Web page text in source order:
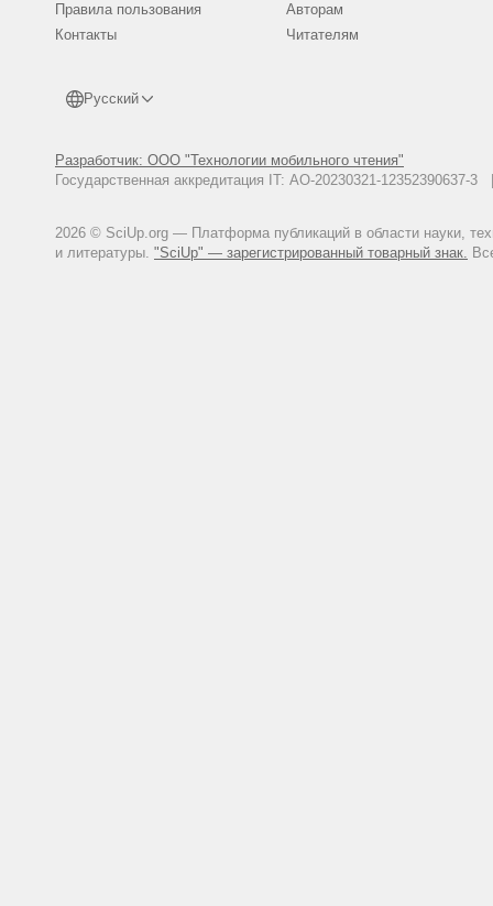
Правила пользования
Контакты
Русский
Разработчик: ООО "Технологии мобильного чтения"
Государственная аккредитация IT: АО-20230321-
2026 © SciUp.org — Платформа публикаций в области науки,
и литературы. "SciUp" — зарегистрированный товарный знак.
Авторам
Читателям